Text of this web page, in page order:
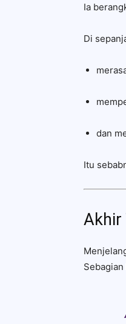
Ia
Di
dan
Itu
Akhir